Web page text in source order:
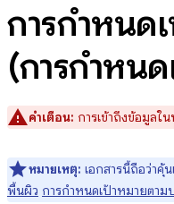
การกำหนด
(การกําหน
คำเตือน: การเข้าถึงข้อมูลใ
หมายเหตุ: เอกสารนี้ถือว่าคุ้
พื้นผิว การกำหนดเป้าหมายตาม